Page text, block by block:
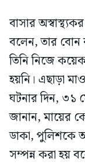
বাসার
বলেন, তার বোন
তিনি নিজে
হয়নি। এছাড়া
ঘটনার দিন, ৩১
জানান, মায়ের
ডাকা, পুলিশকে
সম্পন্ন করা হয়